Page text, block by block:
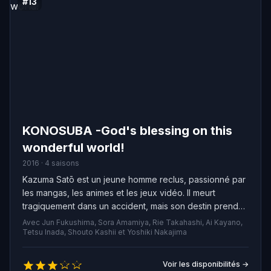
KONOSUBA -God's blessing on this
wonderful world!
2016 · 4 saisons
Kazuma Satō est un jeune homme reclus, passionné par
les mangas, les animes et les jeux vidéo. Il meurt
tragiquement dans un accident, mais son destin prend
un tournant inattendu lorsqu'il se retrouve face à une
déesse fascinante. Elle lui offre la chance de renaître
dans un monde fantastique, permettant à Kazuma
d'emporter avec lui ce qu'il désire le plus. Indécis,
Avec Jun Fukushima, Sora Amamiya, Rie Takahashi, Ai Kayano,
Tetsu Inada, Shouto Kashii et Yoshiki Nakajima
Voir les disponibilités →